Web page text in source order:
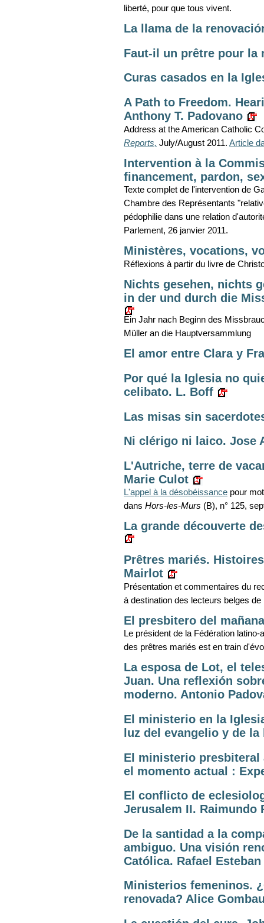
liberté, pour que tous vivent.
La llama de la
Faut-il un prêtre pour la
Curas casados en la
A Path to Freedom.
Anthony T. Padovano
Address at the American Catholic
Reports, July/August 2011. Article
Intervention à la
financement, pardon,
Texte complet de l'intervention de
Chambre des Représentants
pédophilie dans une relation
Parlement, 26 janvier 2011.
Ministères, vocations,
Réflexions à partir du livre de
Nichts gesehen, nichts
in der und durch die
Ein Jahr nach Beginn des
Müller an die Hauptversammlung
El amor entre Clara y
Por qué la Iglesia no
celibato. L. Boff
Las misas sin
Ni clérigo ni laico. Jose
L'Autriche, terre de
Marie Culot
L'appel à la désobéissance pour
dans Hors-les-Murs (B), n° 125,
La grande découverte
Prêtres mariés.
Mairlot
Présentation et commentaires du
à destination des lecteurs belges de
El presbitero del
Le président de la Fédération
des prêtres mariés est en train
La esposa de Lot, el
Juan. Una reflexión
moderno. Antonio
El ministerio en la
luz del evangelio y de
El ministerio presbiteral
el momento actual :
El conflicto de
Jerusalem II. Raimundo
De la santidad a la
ambiguo. Una visión
Católica. Rafael Esteban
Ministerios femeninos.
renovada? Alice